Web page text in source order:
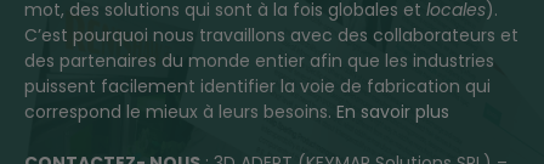
mot, des solutions qui sont à la fois globales et locales).
C’est pourquoi nous travaillons avec des collaborateurs et
des partenaires du monde entier afin que les industries
puissent facilement identifier la voie de fabrication qui
correspond le mieux à leurs besoins. En savoir plus